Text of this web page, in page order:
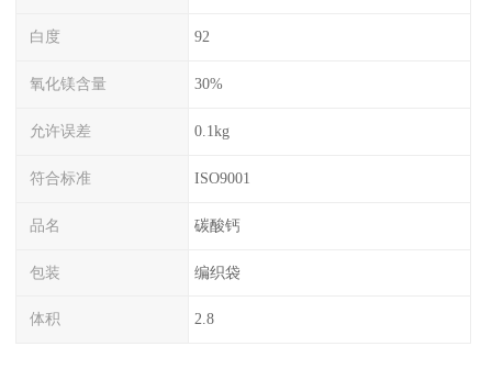
白度 92
氧化镁含量 30%
允许误差 0.1kg
符合标准 ISO9001
品名 碳酸钙
包装 编织袋
体积 2.8